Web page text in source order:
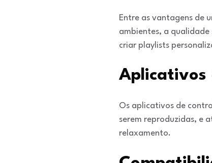
Entre as vantagens de
ambientes, a
criar playlists
Aplicativos
Os aplicativos de
serem reproduzidas, e
relaxamento.